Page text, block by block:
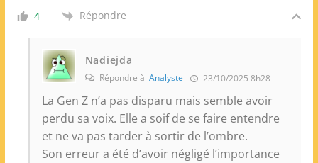
4 Répondre
Nadiejda
Répondre à Analyste 23/10/2025 8h28
La Gen Z n’a pas disparu mais semble avoir
perdu sa voix. Elle a soif de se faire entendre
et ne va pas tarder à sortir de l’ombre.
Son erreur a été d’avoir négligé l’importance